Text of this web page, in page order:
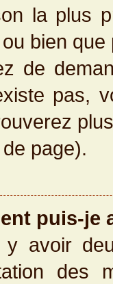
la plus
bien
de
pas,
page).
puis-je
avoir
des